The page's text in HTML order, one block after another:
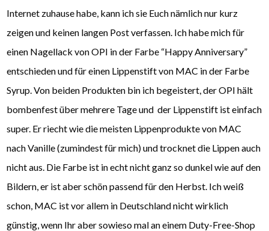
Internet zuhause habe, kann ich sie Euch nämlich nur kurz
zeigen und keinen langen Post verfassen. Ich habe mich für
einen Nagellack von OPI in der Farbe “Happy Anniversary”
entschieden und für einen Lippenstift von MAC in der Farbe
Syrup. Von beiden Produkten bin ich begeistert, der OPI hält
bombenfest über mehrere Tage und der Lippenstift ist einfach
super. Er riecht wie die meisten Lippenprodukte von MAC
nach Vanille (zumindest für mich) und trocknet die Lippen auch
nicht aus. Die Farbe ist in echt nicht ganz so dunkel wie auf den
Bildern, er ist aber schön passend für den Herbst. Ich weiß
schon, MAC ist vor allem in Deutschland nicht wirklich
günstig, wenn Ihr aber sowieso mal an einem Duty-Free-Shop